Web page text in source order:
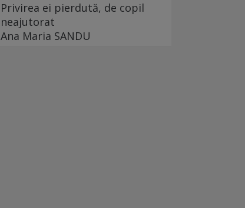
Privirea ei pierdută, de copil
neajutorat
Ana Maria SANDU